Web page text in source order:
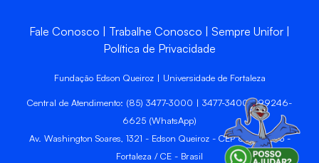
Fale Conosco Trabalhe Conosco
Sempre Unifor
Política de Privacidade
Fundação Edson Queiroz | Universidade de Fortaleza
Central de Atendimento: (85) 3477-3000 | 3477-3400 | 99246-
6625 (WhatsApp)
Av. Washington Soares, 1321 - Edson Queiroz - CEP 60811-905 -
Fortaleza / CE - Brasil